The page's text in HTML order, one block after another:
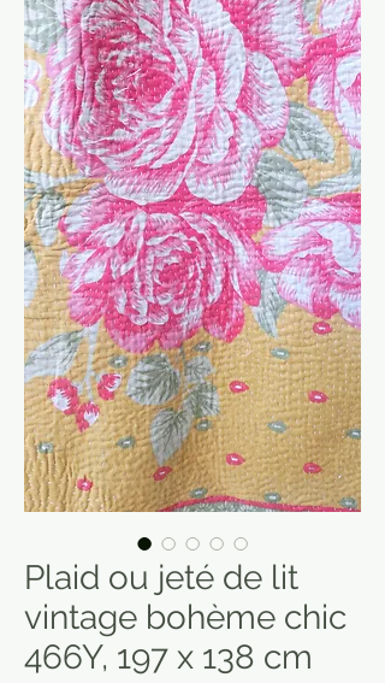
Plaid ou jeté de lit
vintage bohème chic
466Y, 197 x 138 cm